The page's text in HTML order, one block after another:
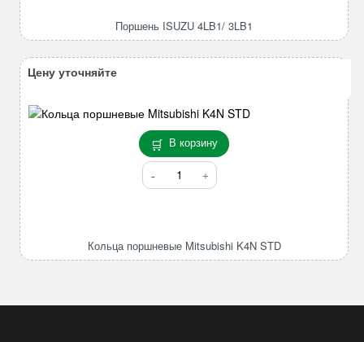
3LB1
Поршень ISUZU 4LB1/ 3LB1
В корзину
Количество
товара
K4N
Кольца поршневые Mitsubishi K4N STD
Цену уточняйте